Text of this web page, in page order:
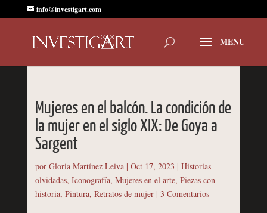
info@investigart.com
Mujeres en el balcón. La condición de
la mujer en el siglo XIX: De Goya a
Sargent
por Gloria Martínez Leiva| Oct 17, 2023 | Historias
olvidadas, Iconografía, Mujeres en el arte, Piezas con
historia, Pintura, Retratos de mujer| 3 Comentarios